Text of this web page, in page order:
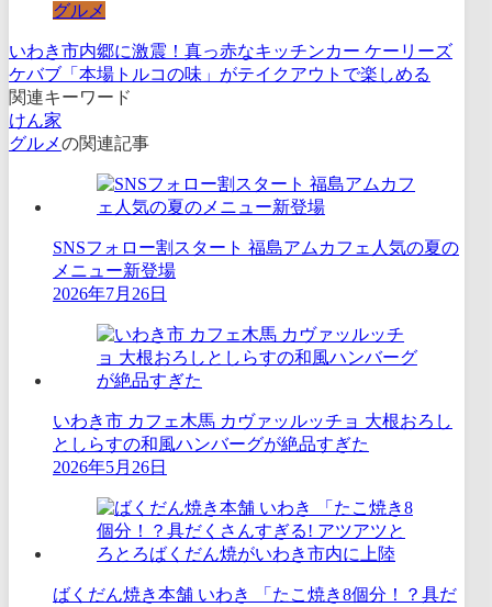
グルメ
いわき市内郷に激震！真っ赤なキッチンカー ケーリーズ
ケバブ「本場トルコの味」がテイクアウトで楽しめる
関連キーワード
けん家
グルメの関連記事
SNSフォロー割スタート 福島アムカフェ人気の夏の
メニュー新登場
2026年7月26日
いわき市 カフェ木馬 カヴァッルッチョ 大根おろし
としらすの和風ハンバーグが絶品すぎた
2026年5月26日
ばくだん焼き本舗 いわき 「たこ焼き8個分！？具だ